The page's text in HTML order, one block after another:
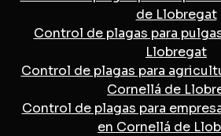
de Llobregat
Control de plagas para
Llobregat
Control de plagas para
Cornellá de
Control de plagas para
en Cornellá de